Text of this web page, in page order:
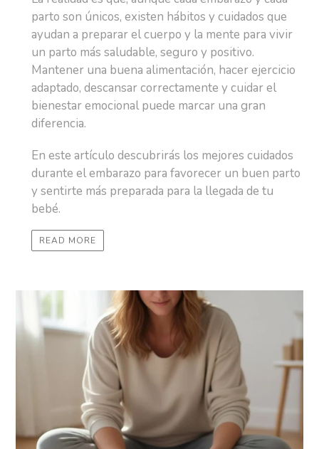
parto son únicos, existen hábitos y cuidados que
ayudan a preparar el cuerpo y la mente para vivir
un parto más saludable, seguro y positivo.
Mantener una buena alimentación, hacer ejercicio
adaptado, descansar correctamente y cuidar el
bienestar emocional puede marcar una gran
diferencia.
En este artículo descubrirás los mejores cuidados
durante el embarazo para favorecer un buen parto
y sentirte más preparada para la llegada de tu
bebé.
READ MORE